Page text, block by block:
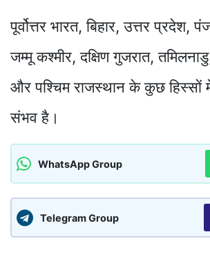
पूर्वोत्तर भारत, बिहार, उत्तर प्रदेश,
जम्मू कश्मीर, दक्षिण गुजरात,
और पश्चिम राजस्थान के कुछ हिस्सों
संभव है।
WhatsApp Group
Telegram Group